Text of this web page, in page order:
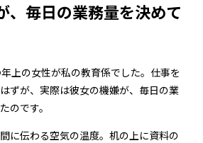
、毎日の業務量を決めて
上の女性が私の教育係でした。仕事を
ずが、実際は彼女の機嫌が、毎日の業
のです。
に伝わる空気の温度。机の上に資料の